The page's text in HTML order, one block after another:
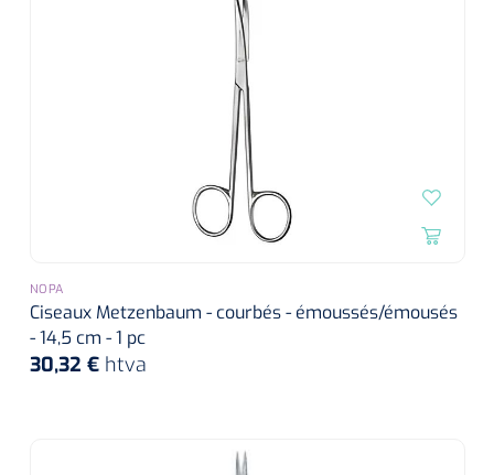
NOPA
Ciseaux Metzenbaum - courbés - émoussés/émousés
- 14,5 cm - 1 pc
30,32 € htva